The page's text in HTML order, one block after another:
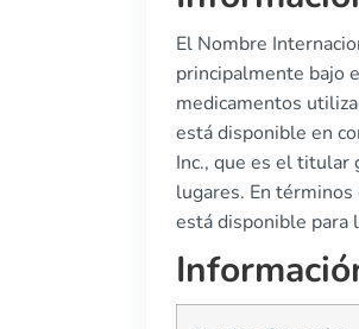
El Nombre
principalmente bajo
medicamentos
está disponible en
Inc., que es el titular
lugares. En
está disponible para